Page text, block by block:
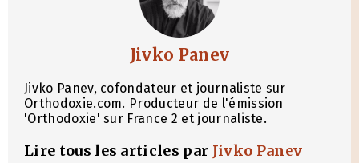
Jivko Panev
Jivko Panev, cofondateur et journaliste sur
Orthodoxie.com. Producteur de l'émission
'Orthodoxie' sur France 2 et journaliste.
Lire tous les articles par Jivko Panev